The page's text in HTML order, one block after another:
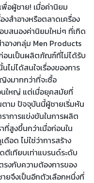
อผู้ชาย! เมื่อค่านิยม
สำอางหรือตลาดเครื่อง
สนองค่านิยมใหม่ๆ ที่เกิด
อางกลุ่ม Men Products
อนเป็นผลิตภัณฑ์ที่ไม่ได้รับ
ไม่ได้สนใจเรื่องของการ
งมากกว่าที่จะซื้อ
นใหญ่ แต่เมื่อยุคสมัยที่
าม ปัจจุบันนี้ผู้ชายเริ่มหัน
าการแข่งขันในการผลิต
ที่สูงขึ้นกว่าเมื่อก่อนใน
อด ไม่ใช่ว่าการสร้าง
ตีเทียบเท่าแบรนด์ระดับ
งกับความต้องการของ
ยจึงเป็นอีกตัวเลือกหนึ่งที่